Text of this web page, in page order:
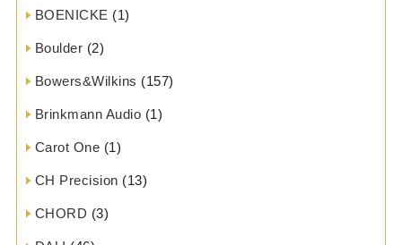
BOENICKE (1)
Boulder (2)
Bowers&Wilkins (157)
Brinkmann Audio (1)
Carot One (1)
CH Precision (13)
CHORD (3)